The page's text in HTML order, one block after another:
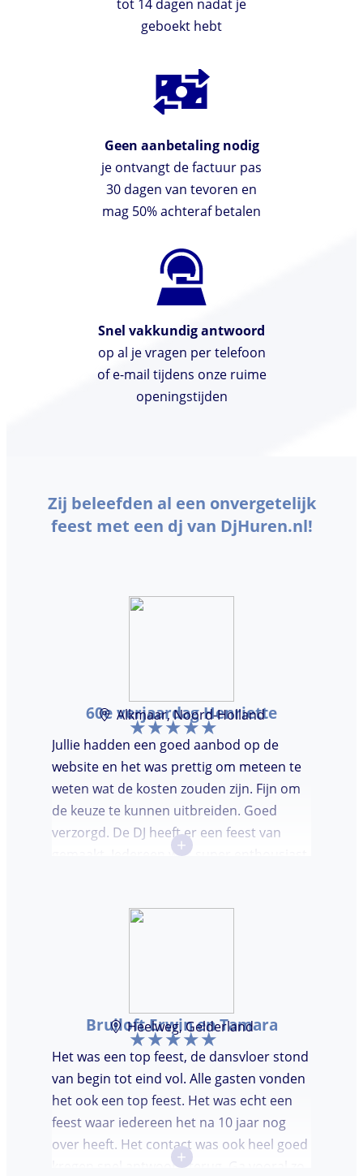
tot 14 dagen nadat je
geboekt hebt
Geen aanbetaling nodig
je ontvangt de factuur pas
30 dagen van tevoren en
mag 50% achteraf betalen
Snel vakkundig antwoord
op al je vragen per telefoon
of e-mail tijdens onze ruime
openingstijden
Zij beleefden al een onvergetelijk
feest met een dj van DjHuren.nl!
60e verjaardag Henriette
Alkmaar, Noord-Holland
Jullie hadden een goed aanbod op de
website en het was prettig om meteen te
weten wat de kosten zouden zijn. Fijn om
de keuze te kunnen uitbreiden. Goed
verzorgd. De DJ heeft er een feest van
gemaakt. Iedereen was super enthousiast,
over de DJ. Bij deze Marcel, top gedaan en
+
Bruiloft Erwin en Tamara
Heelweg, Gelderland
Het was een top feest, de dansvloer stond
van begin tot eind vol. Alle gasten vonden
het ook een top feest. Het was echt een
feest waar iedereen het na 10 jaar nog
over heeft. Het contact was ook heel goed
kregen snel antwoord terug. Ga vooral zo
+